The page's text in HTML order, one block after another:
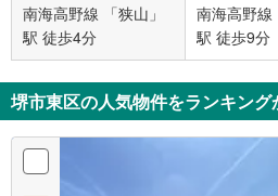
南海高野線 「狭山」
駅 徒歩4分
南海高野線
駅 徒歩9分
堺市東区の人気物件をランキング